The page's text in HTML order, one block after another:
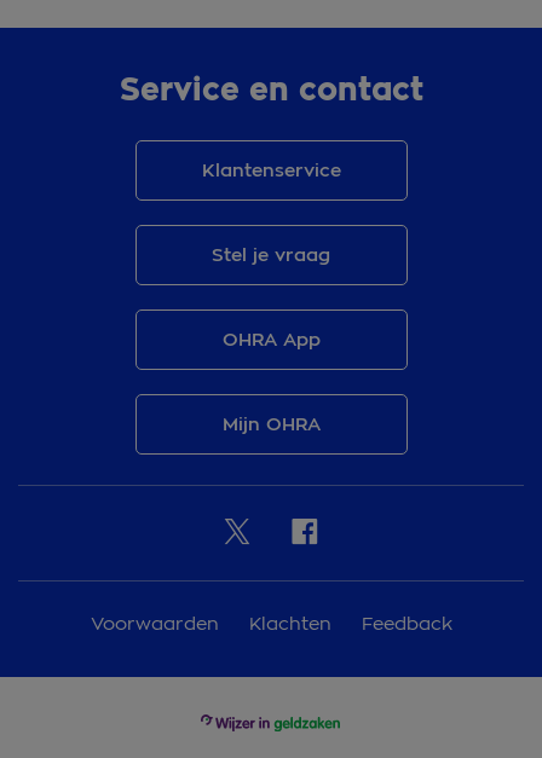
Service en contact
Klantenservice
Stel je vraag
OHRA App
Mijn OHRA
Voorwaarden Klachten Feedback